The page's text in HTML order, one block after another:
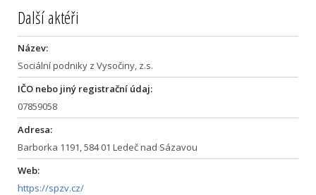
Další aktéři
Název:
Sociální podniky z Vysočiny, z.s.
IČO nebo jiný registrační údaj:
07859058
Adresa:
Barborka 1191, 584 01 Ledeč nad Sázavou
Web:
https://spzv.cz/